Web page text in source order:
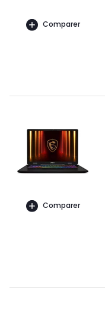
Comparer
Comparer